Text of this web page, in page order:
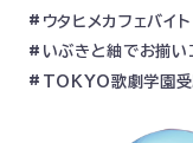
未知
医者の
全種類爆買い
相棒は愛犬のジ
愛想がいい
ウタヒメカフェバイト
いぶきと紬でお揃い
TOKYO歌劇学園受